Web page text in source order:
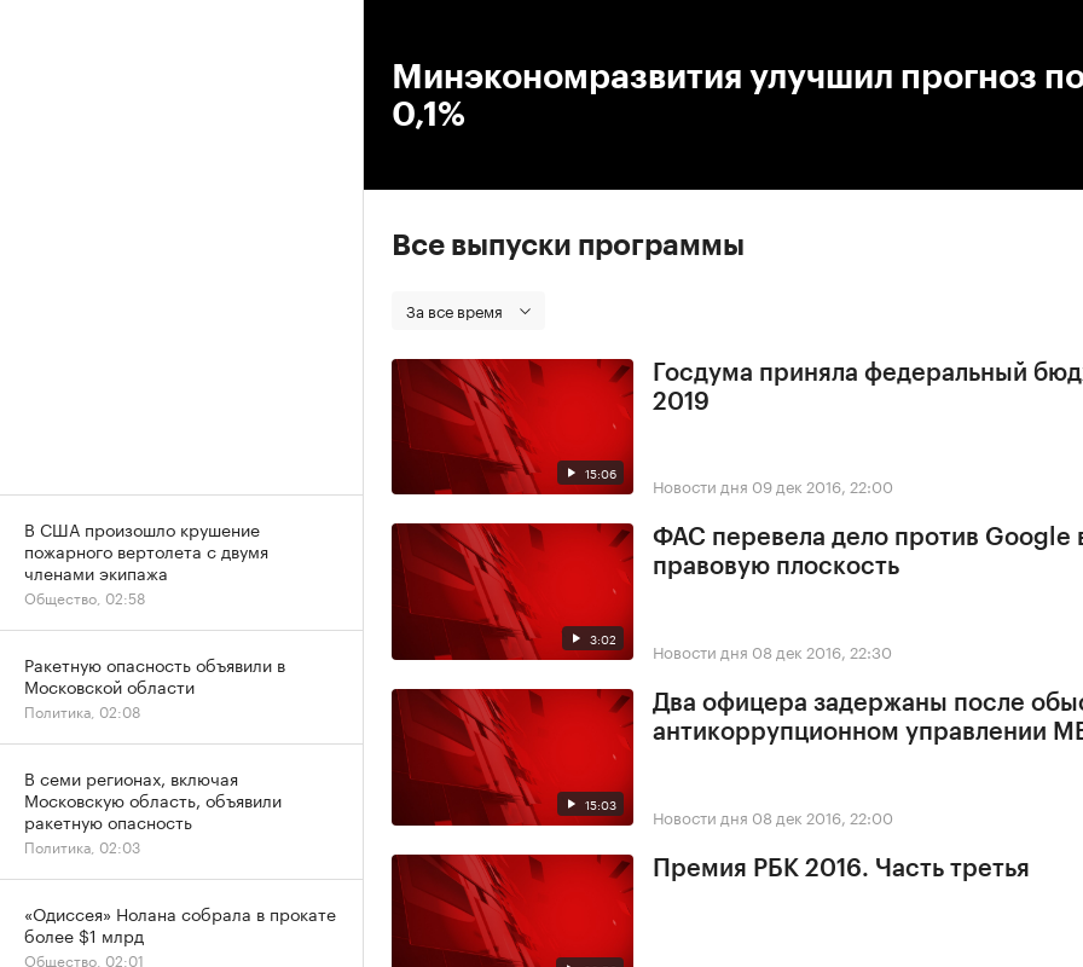
Минэкономразвития улучшил прогноз
0,1%
Все выпуски программы
За все время
15:06
Госдума приняла федеральный
2019
Новости дня 09 дек 2016, 22:00
3:02
ФАС перевела дело против Google
правовую плоскость
Новости дня 08 дек 2016, 22:30
15:03
Два офицера задержаны после
антикоррупционном управлении
Новости дня 08 дек 2016, 22:00
Премия РБК 2016. Часть третья
В США произошло крушение
пожарного вертолета с двумя
членами экипажа
Общество, 02:58
Ракетную опасность объявили в
Московской области
Политика, 02:08
В семи регионах, включая
Московскую область, объявили
ракетную опасность
Политика, 02:03
«Одиссея» Нолана собрала в прокате
более $1 млрд
Общество, 02:01